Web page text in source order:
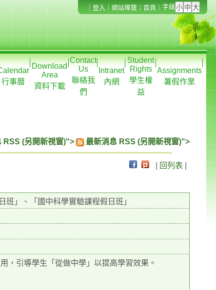
登入 網站導覽 首頁 字級
行事曆
Download
Area
資料下載
Contact
Us
聯絡我
們
Intranet
內網
Student
Rights
學生權
益
Assignments
暑假作業
RSS (另開新視窗)"> 最新消息 RSS (另開新視窗)">
回列表
」、「國中科學實驗課程假日班」
，引導學生「從做中學」以提高學習效果。